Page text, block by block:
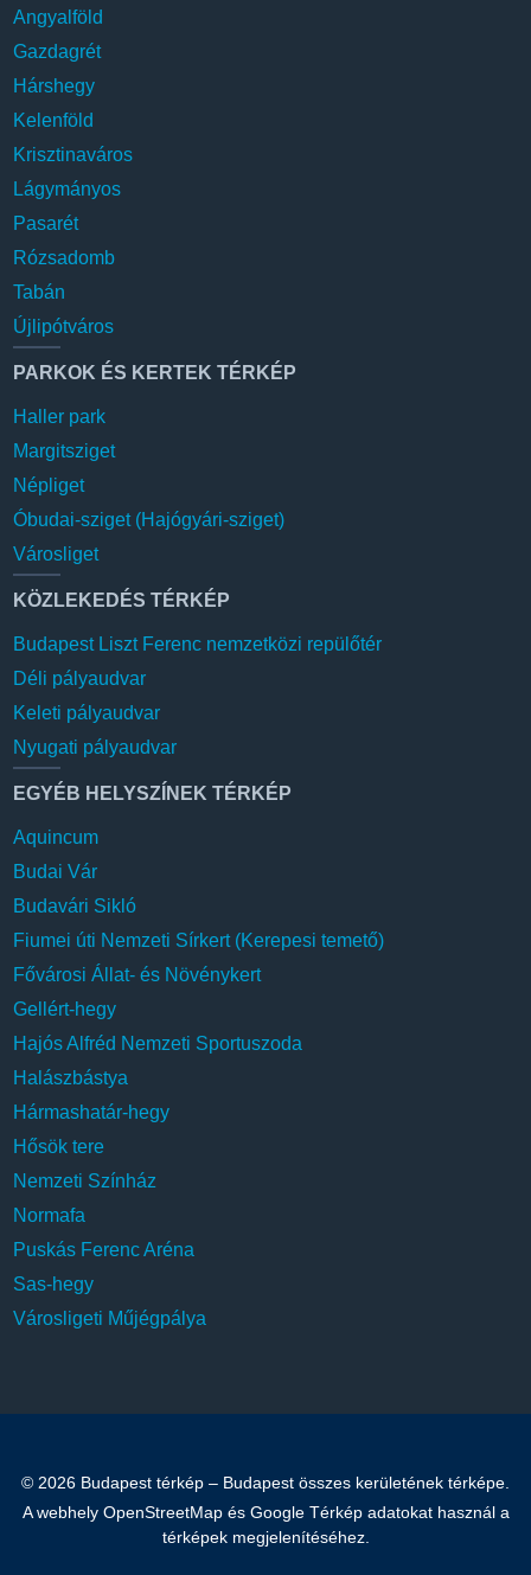
Angyalföld
Gazdagrét
Hárshegy
Kelenföld
Krisztinaváros
Lágymányos
Pasarét
Rózsadomb
Tabán
Újlipótváros
PARKOK ÉS KERTEK TÉRKÉP
Haller park
Margitsziget
Népliget
Óbudai-sziget (Hajógyári-sziget)
Városliget
KÖZLEKEDÉS TÉRKÉP
Budapest Liszt Ferenc nemzetközi repülőtér
Déli pályaudvar
Keleti pályaudvar
Nyugati pályaudvar
EGYÉB HELYSZÍNEK TÉRKÉP
Aquincum
Budai Vár
Budavári Sikló
Fiumei úti Nemzeti Sírkert (Kerepesi temető)
Fővárosi Állat- és Növénykert
Gellért-hegy
Hajós Alfréd Nemzeti Sportuszoda
Halászbástya
Hármashatár-hegy
Hősök tere
Nemzeti Színház
Normafa
Puskás Ferenc Aréna
Sas-hegy
Városligeti Műjégpálya
© 2026 Budapest térkép – Budapest összes kerületének térképe.
A webhely OpenStreetMap és Google Térkép adatokat használ a
térképek megjelenítéséhez.